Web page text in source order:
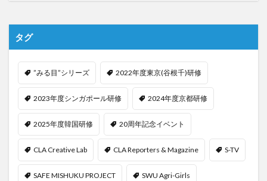
タグ
”みる目”シリーズ 2022年度東京(谷根千)研修
2023年度シンガポール研修 2024年度京都研修
2025年度韓国研修 20周年記念イベント
CLA Creative Lab CLA Reporters & Magazine S-TV
SAFE MISHUKU PROJECT SWU Agri-Girls